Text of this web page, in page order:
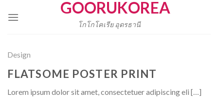
GOORUKOREA
โกโกโคเรีย อุดรธานี
Design
FLATSOME POSTER PRINT
Lorem ipsum dolor sit amet, consectetuer adipiscing eli […]